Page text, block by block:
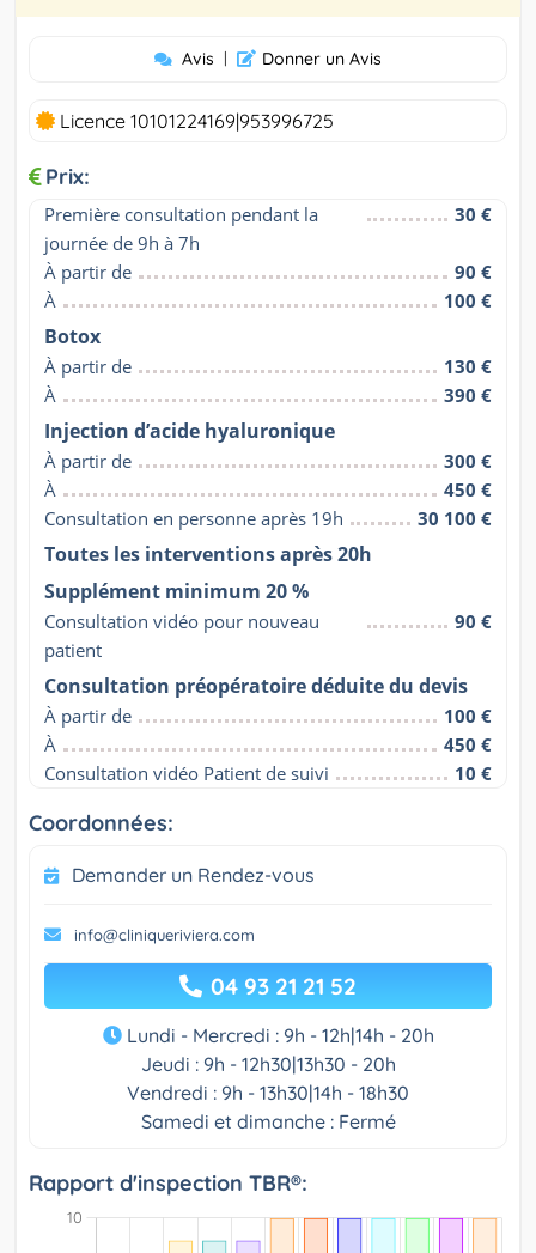
Avis | Donner un Avis
Licence 10101224169|953996725
Prix:
Première consultation pendant la
journée de 9h à 7h
30 €
À partir de
90 €
À
100 €
Botox
À partir de
130 €
À
390 €
Injection d’acide hyaluronique
À partir de
300 €
À
450 €
Consultation en personne après 19h
30 100 €
Toutes les interventions après 20h
Supplément minimum 20 %
Consultation vidéo pour nouveau
patient
90 €
Consultation préopératoire déduite du devis
À partir de
100 €
À
450 €
Consultation vidéo Patient de suivi
10 €
Coordonnées:
Demander un Rendez-vous
info@cliniqueriviera.com
04 93 21 21 52
Lundi - Mercredi : 9h - 12h|14h - 20h
Jeudi : 9h - 12h30|13h30 - 20h
Vendredi : 9h - 13h30|14h - 18h30
Samedi et dimanche : Fermé
Rapport d'inspection TBR®: